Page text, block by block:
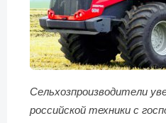
Сельхозпроизводители
российской техники с